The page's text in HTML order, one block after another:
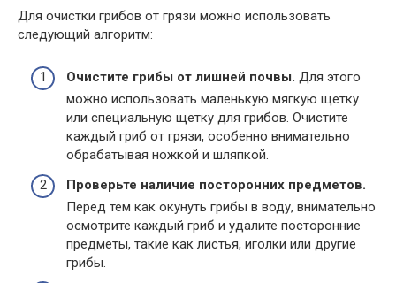
Для очистки грибов от грязи можно использовать
следующий алгоритм:
Очистите грибы от лишней почвы. Для этого
можно использовать маленькую мягкую щетку
или специальную щетку для грибов. Очистите
каждый гриб от грязи, особенно внимательно
обрабатывая ножкой и шляпкой.
Проверьте наличие посторонних предметов.
Перед тем как окунуть грибы в воду, внимательно
осмотрите каждый гриб и удалите посторонние
предметы, такие как листья, иголки или другие
грибы.